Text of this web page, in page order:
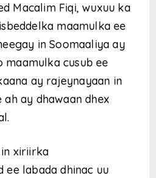
Macalim Fiqi, wuxuu ka
maamulka ee
in Soomaaliya ay
maamulka cusub ee
ay rajeynayaan in
ay dhawaan dhex
xiriirka
ee labada dhinac uu